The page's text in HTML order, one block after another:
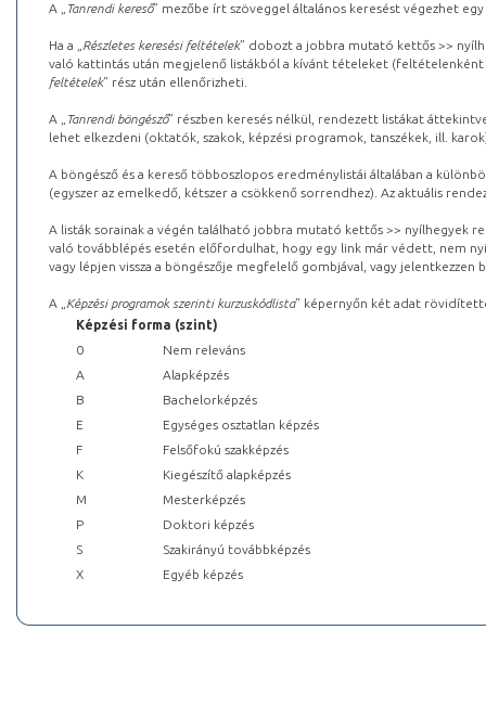
A „ Tanrendi kereső” mezőbe írt szöveggel általános keresést végezhet
Ha a „ Részletes keresési feltételek” dobozt a jobbra mutató kettős >>
való kattintás után megjelenő listákból a kívánt tételeket (feltételenként
feltételek” rész után ellenőrizheti.
A „ Tanrendi böngésző” részben keresés nélkül, rendezett listákat
lehet elkezdeni (oktatók, szakok, képzési programok, tanszékek, ill.
A böngésző és a kereső többoszlopos eredménylistái általában a
(egyszer az emelkedő, kétszer a csökkenő sorrendhez). Az aktuális
A listák sorainak a végén található jobbra mutató kettős >> nyílhegyek
való továbblépés esetén előfordulhat, hogy egy link már védett, nem
vagy lépjen vissza a böngészője megfelelő gombjával, vagy
A „ Képzési programok szerinti kurzuskódlista” képernyőn két adat
Képzési forma (szint)
0
Nem releváns
A
Alapképzés
B
Bachelorképzés
E
Egységes osztatlan képzés
F
Felsőfokú szakképzés
K
Kiegészítő alapképzés
M
Mesterképzés
P
Doktori képzés
S
Szakirányú továbbképzés
X
Egyéb képzés